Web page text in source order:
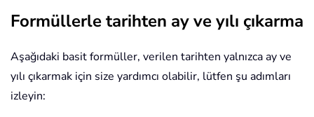
Formüllerle tarihten ay ve yılı çıkarma
Aşağıdaki basit formüller, verilen tarihten yalnızca ay ve
yılı çıkarmak için size yardımcı olabilir, lütfen şu adımları
izleyin: